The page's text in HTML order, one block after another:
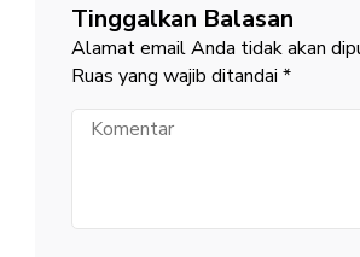
Tinggalkan Balasan
Alamat email Anda tidak akan
Ruas yang wajib ditandai *
Komentar